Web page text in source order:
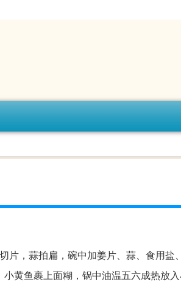
片，蒜拍扁，碗中加姜片、蒜、食用盐、
黄鱼裹上面糊，锅中油温五六成热放